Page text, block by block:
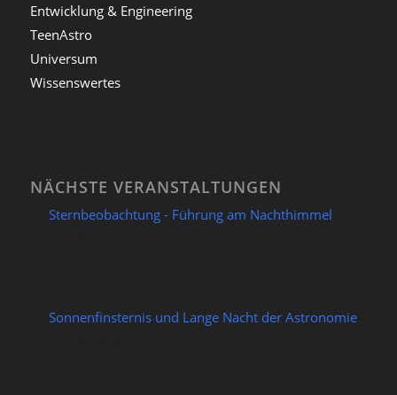
Entwicklung & Engineering
TeenAstro
Universum
Wissenswertes
NÄCHSTE VERANSTALTUNGEN
Sternbeobachtung - Führung am Nachthimmel
Sonnenfinsternis und Lange Nacht der Astronomie